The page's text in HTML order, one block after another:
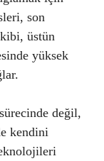
son
üstün
yüksek
değil,
kendini